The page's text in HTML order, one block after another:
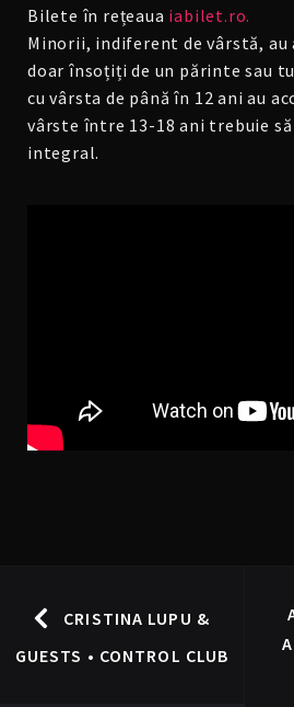
Bilete în rețeaua iabilet.ro.
Minorii, indiferent de vârstă, au
doar însoțiți de un părinte sau
cu vârsta de până în 12 ani au
vârste între 13-18 ani trebuie
integral.
CRISTINA LUPU &
GUESTS • CONTROL CLUB